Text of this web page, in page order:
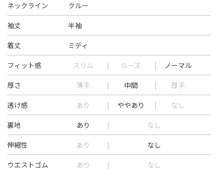
ネックライン クルー
袖丈 半袖
着丈 ミディ
フィット感 スリム ルーズ ノーマル
厚さ 薄手 中間 厚手
透け感 あり ややあり なし
裏地 あり なし
伸縮性 あり なし
ウエストゴム あり なし